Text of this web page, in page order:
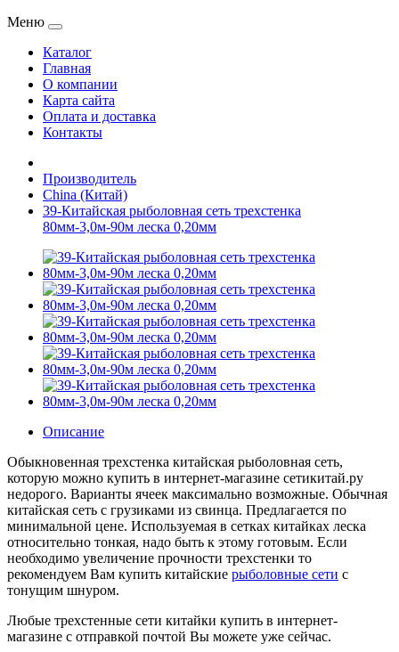
Меню
Каталог
Главная
О компании
Карта сайта
Оплата и доставка
Контакты
Производитель
China (Китай)
39-Китайская рыболовная сеть трехстенка
80мм-3,0м-90м леска 0,20мм
Описание
Обыкновенная трехстенка китайская рыболовная сеть,
которую можно купить в интернет-магазине сетикитай.ру
недорого. Варианты ячеек максимально возможные. Обычная
китайская сеть с грузиками из свинца. Предлагается по
минимальной цене. Используемая в сетках китайках леска
относительно тонкая, надо быть к этому готовым. Если
необходимо увеличение прочности трехстенки то
рекомендуем Вам купить китайские рыболовные сети с
тонущим шнуром.
Любые трехстенные сети китайки купить в интернет-
магазине с отправкой почтой Вы можете уже сейчас.